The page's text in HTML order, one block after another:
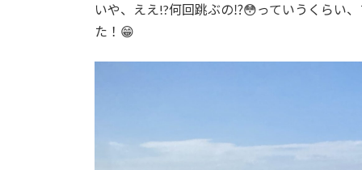
いや、ええ!?何回跳ぶの⁉︎😳っていうくらい
た！😁